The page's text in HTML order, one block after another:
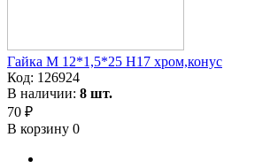
Гайка M 12*1,5*25 H17 хром,конус
Код: 126924
В наличии: 8 шт.
70 ₽
В корзину 0